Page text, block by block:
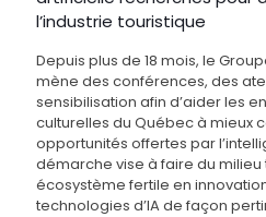
l’industrie touristique
Depuis plus de 18 mois, le
mène des conférences, des
sensibilisation afin d’aider les
culturelles du Québec à mieux
opportunités offertes par
démarche vise à faire du
écosystème fertile en
technologies d’IA de façon